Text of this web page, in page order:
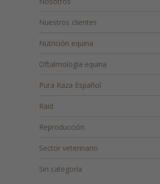
Nuestros clientes
Nutrición equina
Oftalmología equina
Pura Raza Español
Raid
Reproducción
Sector veterinario
Sin categoría